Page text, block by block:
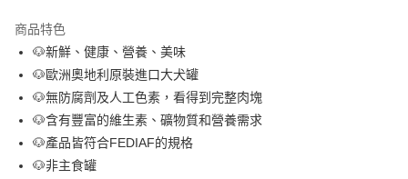
合作金庫商業銀行
華南商業銀行
上海商業儲蓄銀行
國泰世華商業銀行
兆豐國際商業銀行
臺灣中小企業銀行
台中商業銀行
匯豐（台灣）商業銀行
聯邦商業銀行
元大商業銀行
超商取貨付款
LINE Pay
Apple Pay
街口支付
商品特色
🐶新鮮、健康、營養、美味
🐶歐洲奧地利原裝進口大犬罐
🐶無防腐劑及人工色素，看得到完整肉塊
🐶含有豐富的維生素、礦物質和營養需求
🐶產品皆符合FEDIAF的規格
🐶非主食罐